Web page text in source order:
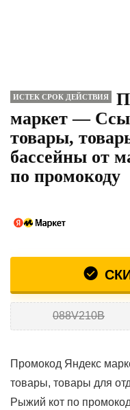
ИСТЕК СРОК ДЕЙСТВИЯ
маркет —
товары,
бассейны от
по промокоду
088V210B
Промокод Яндекс
товары, товары для
Рыжий кот по